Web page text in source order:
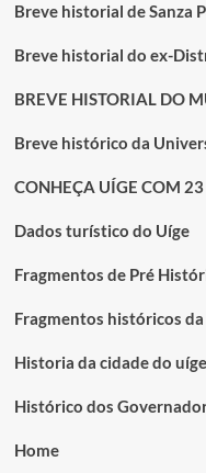
Breve historial de Sanza
Breve historial do ex-
BREVE HISTORIAL DO
Breve histórico da
CONHEÇA UÍGE COM
Dados turístico do Uíge
Fragmentos de Pré
Fragmentos históricos
Historia da cidade do uíge
Histórico dos
Home